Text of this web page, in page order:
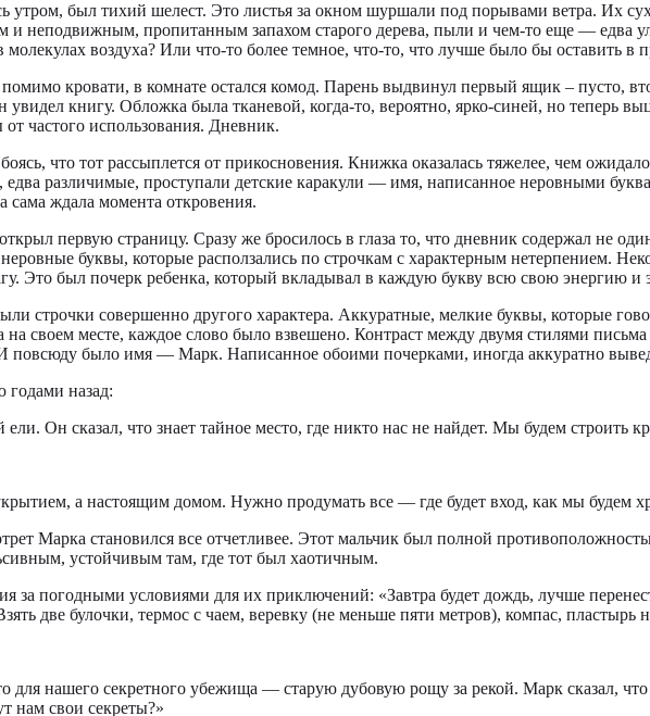
утром, был тихий шелест. Это листья за окном шуршали под порывами ветра. Их
и неподвижным, пропитанным запахом старого дерева, пыли и чем-то еще — едва
молекулах воздуха? Или что-то более темное, что-то, что лучше было бы оставить в
кровати, в комнате остался комод. Парень выдвинул первый ящик – пусто,
увидел книгу. Обложка была тканевой, когда-то, вероятно, ярко-синей, но теперь
от частого использования. Дневник.
что тот рассыплется от прикосновения. Книжка оказалась тяжелее, чем
едва различимые, проступали детские каракули — имя, написанное неровными
сама ждала момента откровения.
первую страницу. Сразу же бросилось в глаза то, что дневник содержал не
буквы, которые расползались по строчкам с характерным нетерпением.
Это был почерк ребенка, который вкладывал в каждую букву всю свою энергию и
строчки совершенно другого характера. Аккуратные, мелкие буквы, которые
своем месте, каждое слово было взвешено. Контраст между двумя стилями
повсюду было имя — Марк. Написанное обоими почерками, иногда аккуратно
годами назад:
Он сказал, что знает тайное место, где никто нас не найдет. Мы будем строить
а настоящим домом. Нужно продумать все — где будет вход, как мы будем
Марка становился все отчетливее. Этот мальчик был полной
устойчивым там, где тот был хаотичным.
за погодными условиями для их приключений: «Завтра будет дождь, лучше
две булочки, термос с чаем, веревку (не меньше пяти метров), компас, пластырь
для нашего секретного убежища — старую дубовую рощу за рекой. Марк сказал,
нам свои секреты?»